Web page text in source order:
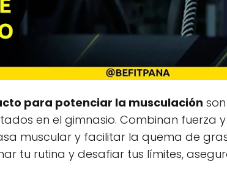
para potenciar la musculación
en el gimnasio. Combinan fuerza
muscular y facilitar la quema de
tu rutina y desafiar tus límites,